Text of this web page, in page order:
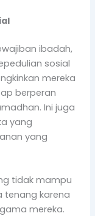
ibadah,
sosial
mereka
berperan
Ini juga
yang
yang
tidak mampu
tenang karena
mereka.